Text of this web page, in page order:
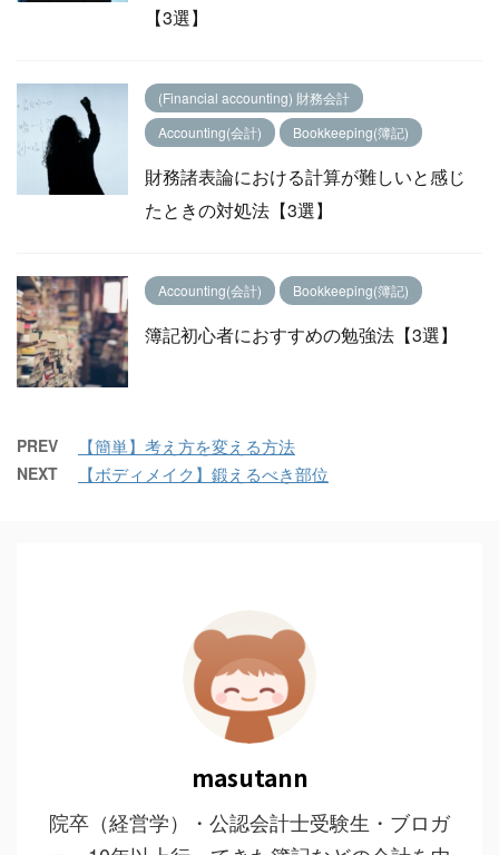
【3選】
(Financial accounting) 財務会計
Accounting(会計)
Bookkeeping(簿記)
財務諸表論における計算が難しいと感じ
たときの対処法【3選】
Accounting(会計) Bookkeeping(簿記)
簿記初心者におすすめの勉強法【3選】
PREV 【簡単】考え方を変える方法
NEXT 【ボディメイク】鍛えるべき部位
masutann
院卒（経営学）・公認会計士受験生・ブロガ